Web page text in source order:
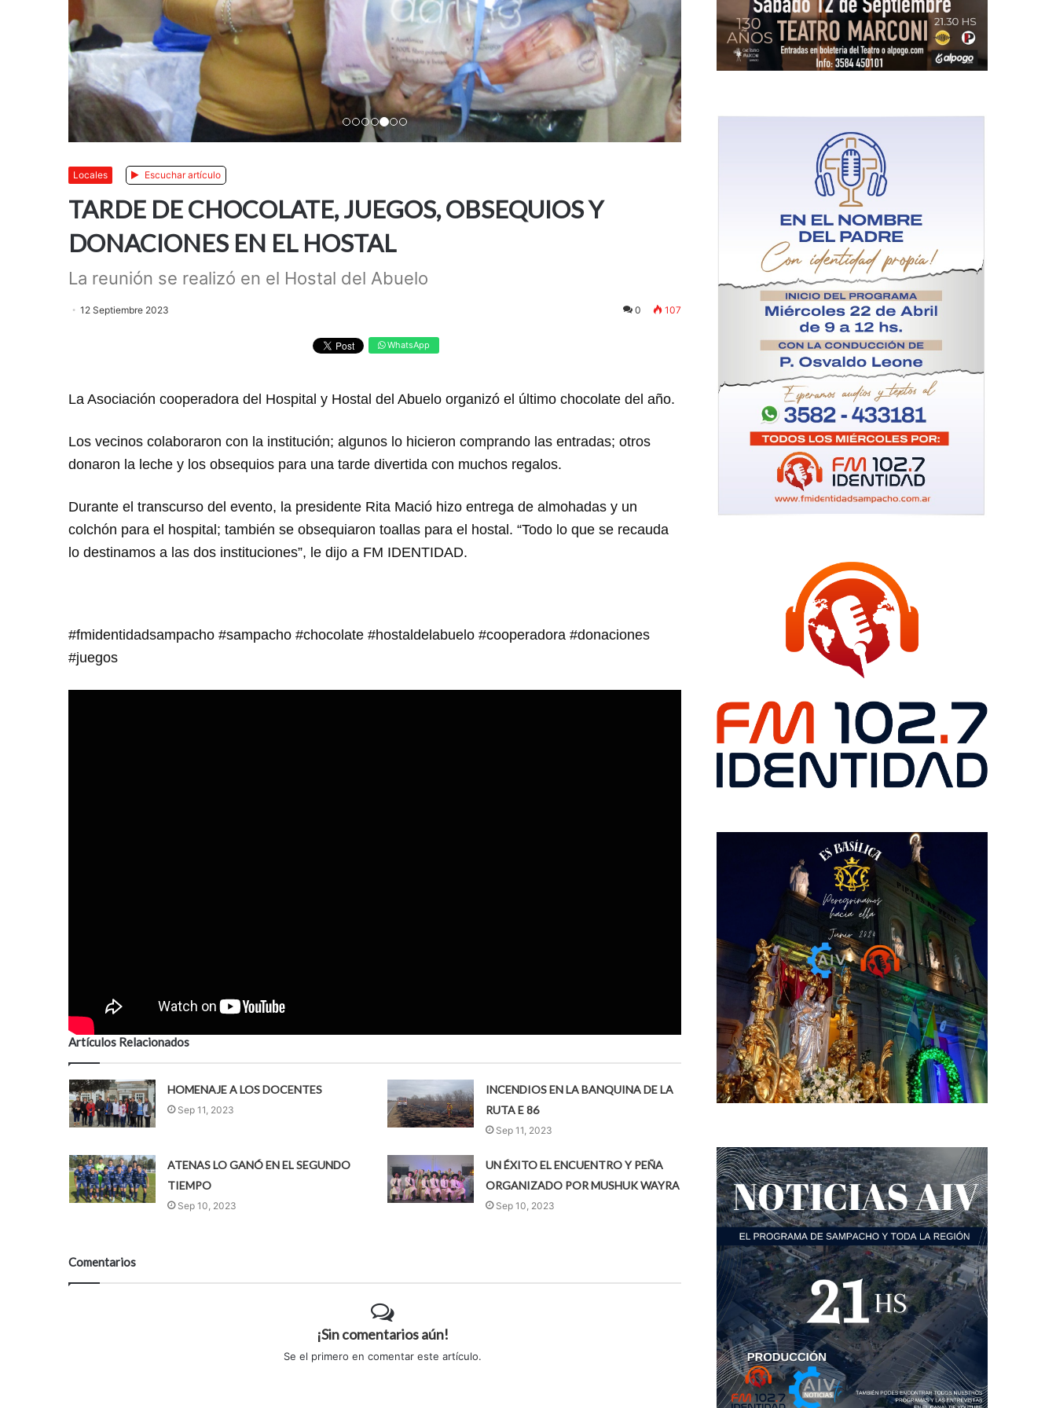
AnteriorSiguiente
Locales Escuchar artículo
TARDE DE CHOCOLATE, JUEGOS, OBSEQUIOS Y
DONACIONES EN EL HOSTAL
La reunión se realizó en el Hostal del Abuelo
12 Septiembre 2023 0 107
WhatsApp
La Asociación cooperadora del Hospital y Hostal del Abuelo organizó el último chocolate del año.
Los vecinos colaboraron con la institución; algunos lo hicieron comprando las entradas; otros
donaron la leche y los obsequios para una tarde divertida con muchos regalos.
Durante el transcurso del evento, la presidente Rita Mació hizo entrega de almohadas y un
colchón para el hospital; también se obsequiaron toallas para el hostal. “Todo lo que se recauda
lo destinamos a las dos instituciones”, le dijo a FM IDENTIDAD.
#fmidentidadsampacho #sampacho #chocolate #hostaldelabuelo #cooperadora #donaciones
#juegos
Artículos Relacionados
HOMENAJE A LOS DOCENTES
Sep 11, 2023
INCENDIOS EN LA BANQUINA DE LA
RUTA E 86
Sep 11, 2023
ATENAS LO GANÓ EN EL SEGUNDO
TIEMPO
Sep 10, 2023
UN ÉXITO EL ENCUENTRO Y PEÑA
ORGANIZADO POR MUSHUK WAYRA
Sep 10, 2023
Comentarios
¡Sin comentarios aún!
Se el primero en comentar este artículo.